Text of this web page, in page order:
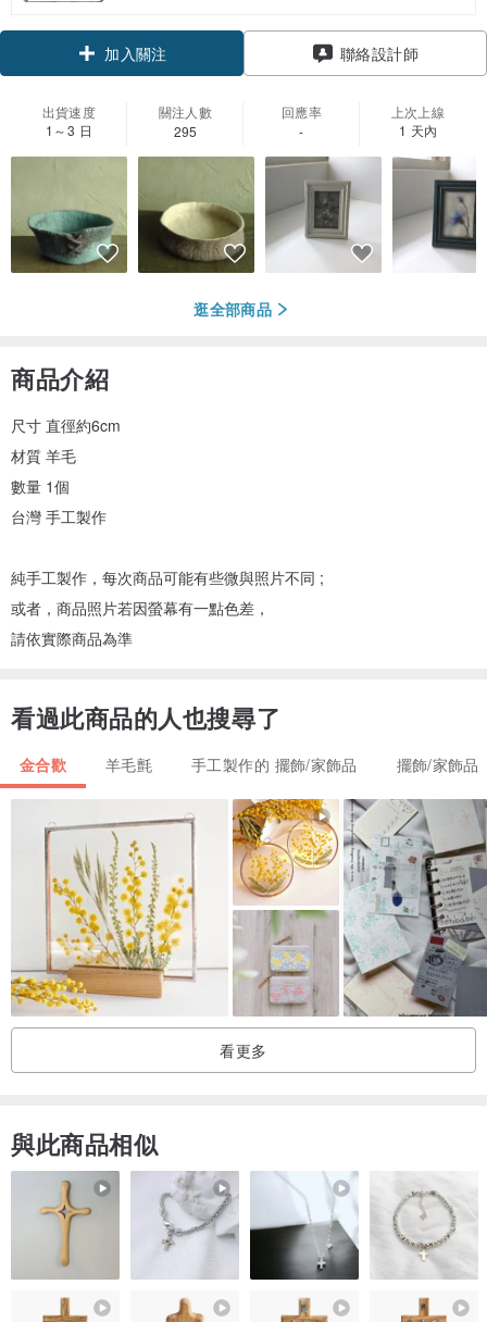
加入關注 聯絡設計師
出貨速度
1～3 日
關注人數
295
回應率
-
上次上線
1 天內
逛全部商品
商品介紹
尺寸 直徑約6cm
材質 羊毛
數量 1個
台灣 手工製作
純手工製作，每次商品可能有些微與照片不同 ;
或者，商品照片若因螢幕有一點色差，
請依實際商品為準
看過此商品的人也搜尋了
金合歡 羊毛氈 手工製作的 擺飾/家飾品 擺飾/家飾品
看更多
與此商品相似